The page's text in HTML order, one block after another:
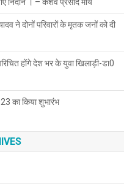
ने दोनों परिवारों के मृतक जनों को दी
होंगे देश भर के युवा खिलाड़ी-डा0
का किया शुभारंभ